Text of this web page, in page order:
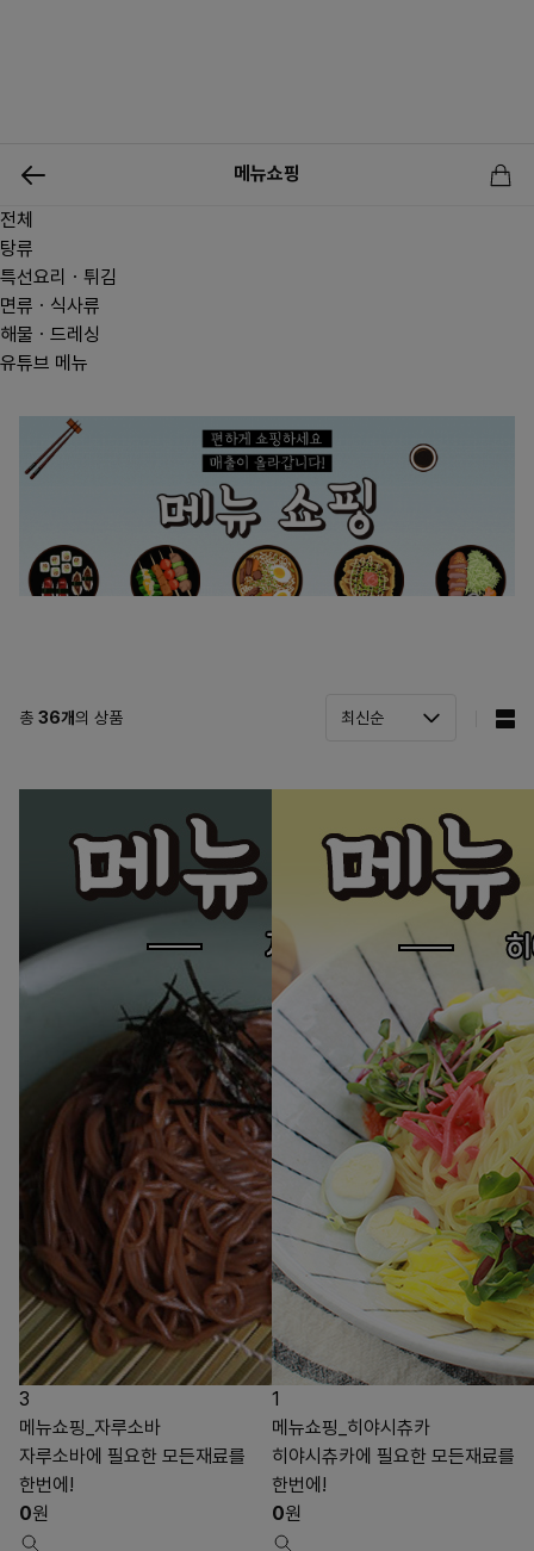
신상품
메뉴쇼핑
전체
탕류
특선요리ㆍ튀김
면류ㆍ식사류
해물ㆍ드레싱
유튜브 메뉴
총 36개의 상품
3
메뉴쇼핑_자루소바
자루소바에 필요한 모든재료를
한번에!
0원
1
메뉴쇼핑_히야시츄카
히야시츄카에 필요한 모든재료를
한번에!
0원